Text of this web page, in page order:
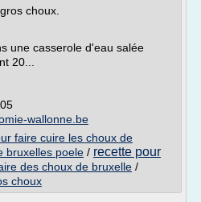
choux.
une casserole d'eau salée
20...
wallonne.be
faire cuire les choux de
bruxelles poele / recette pour
des choux de bruxelle /
choux